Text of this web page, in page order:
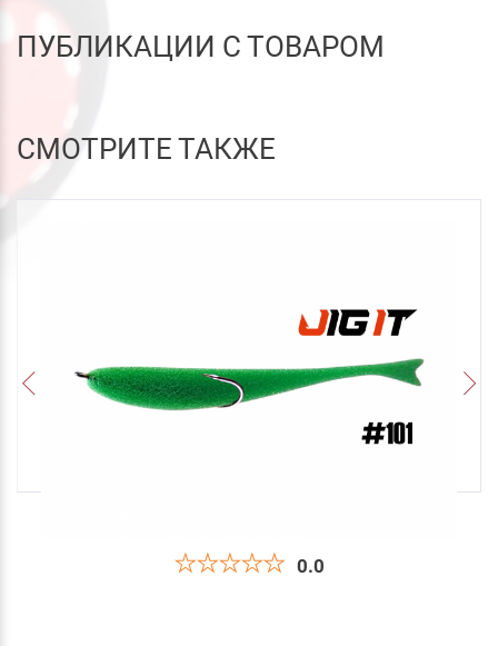
ПУБЛИКАЦИИ С ТОВАРОМ
СМОТРИТЕ ТАКЖЕ
0.0